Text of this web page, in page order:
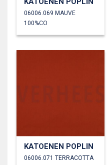
06006.069 MAUVE
100%CO
KATOENEN POPLIN
06006.071 TERRACOTTA